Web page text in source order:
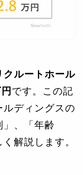
クルートホール
です。この記
ディングスの
」、「年齢
解説します。